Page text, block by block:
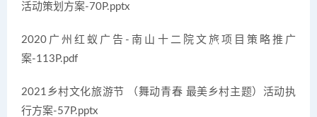
活动策划方案-70P.pptx
2020广州红蚁广告-南山十二院文旅项目策略推广
案-113P.pdf
2021乡村文化旅游节 （舞动青春 最美乡村主题）活动执
行方案-57P.pptx